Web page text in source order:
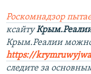
Роскомнадзор
ксайту
Крым.Реалии
https://
следите за